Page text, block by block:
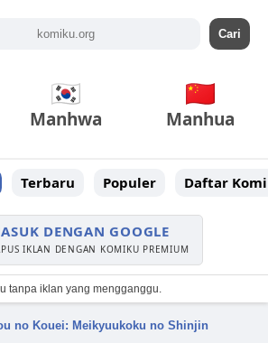
Manhwa Manhua
Terbaru Populer Daftar
DENGAN GOOGLE
IKLAN DENGAN KOMIKU PREMIUM
tanpa iklan yang mengganggu.
no Kouei: Meikyuukoku no Shinjin